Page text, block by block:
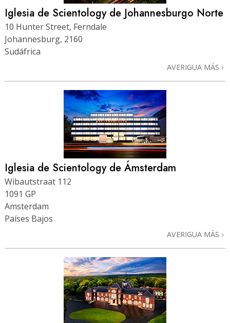
Iglesia de Scientology de Johannesburgo Norte
10 Hunter Street, Ferndale
Johannesburg, 2160
Sudáfrica
AVERIGUA MÁS
Iglesia de Scientology de Ámsterdam
Wibautstraat 112
1091 GP
Amsterdam
Países Bajos
AVERIGUA MÁS